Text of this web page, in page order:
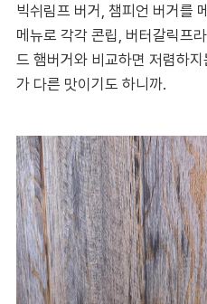
빅쉬림프 버거, 챔피언 버거를
메뉴로 각각 콘립, 버터갈릭프
드 햄버거와 비교하면 저렴하
가 다른 맛이기도 하니까.